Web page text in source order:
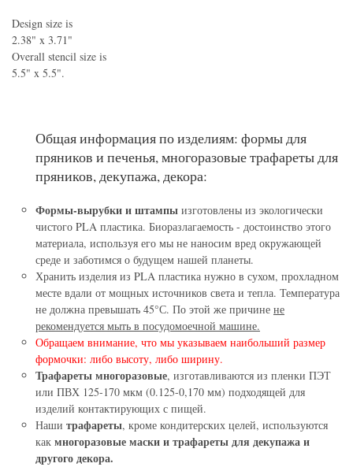
Design size is
2.38" x 3.71"
Overall stencil size is
5.5" x 5.5".
Общая информация по изделиям: формы для
пряников и печенья, многоразовые трафареты для
пряников, декупажа, декора:
Формы-вырубки и штампы изготовлены из экологически
чистого PLA пластика. Биоразлагаемость - достоинство этого
материала, используя его мы не наносим вред окружающей
среде и заботимся о будущем нашей планеты.
Хранить изделия из PLA пластика нужно в сухом, прохладном
месте вдали от мощных источников света и тепла. Температура
не должна превышать 45°С. По этой же причине не
рекомендуется мыть в посудомоечной машине.
Обращаем внимание, что мы указываем наибольший размер
формочки: либо высоту, либо ширину.
Трафареты многоразовые, изготавливаются из пленки ПЭТ
или ПВХ 125-170 мкм (0.125-0,170 мм) подходящей для
изделий контактирующих с пищей.
Наши трафареты, кроме кондитерских целей, используются
как многоразовые маски и трафареты для декупажа и
другого декора.